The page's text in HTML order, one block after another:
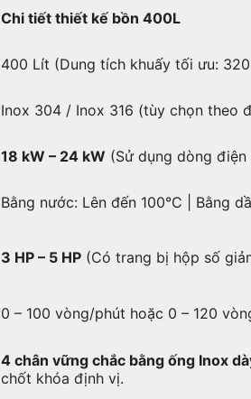
Chi tiết thiết kế bồn 400L
400 Lít (Dung tích khuấy tối ưu:
Inox 304 / Inox 316 (tùy chọn theo
18 kW – 24 kW (Sử dụng dòng
Bằng nước: Lên đến 100°C | Bằng
3 HP – 5 HP (Có trang bị hộp số
0 – 100 vòng/phút hoặc 0 – 120
4 chân vững chắc bằng ống Inox
chốt khóa định vị.